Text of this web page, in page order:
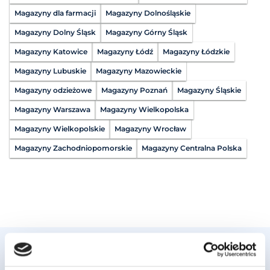
Magazyny dla farmacji Magazyny Dolnośląskie
Magazyny Dolny Śląsk Magazyny Górny Śląsk
Magazyny Katowice Magazyny Łódź Magazyny Łódzkie
Magazyny Lubuskie Magazyny Mazowieckie
Magazyny odzieżowe Magazyny Poznań Magazyny Śląskie
Magazyny Warszawa Magazyny Wielkopolska
Magazyny Wielkopolskie Magazyny Wrocław
Magazyny Zachodniopomorskie Magazyny Centralna Polska